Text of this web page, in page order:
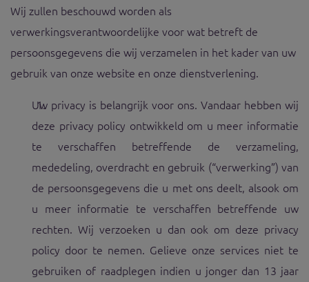
Wij zullen beschouwd worden als
verwerkingsverantwoordelijke voor wat betreft de
persoonsgegevens die wij verzamelen in het kader van uw
gebruik van onze website en onze dienstverlening.
Uw privacy is belangrijk voor ons. Vandaar hebben wij
deze privacy policy ontwikkeld om u meer informatie
te verschaffen betreffende de verzameling,
mededeling, overdracht en gebruik (“verwerking”) van
de persoonsgegevens die u met ons deelt, alsook om
u meer informatie te verschaffen betreffende uw
rechten. Wij verzoeken u dan ook om deze privacy
policy door te nemen. Gelieve onze services niet te
gebruiken of raadplegen indien u jonger dan 13 jaar